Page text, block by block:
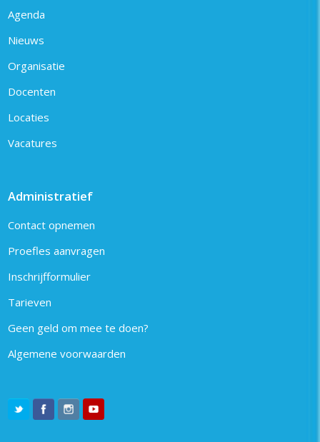
Agenda
Nieuws
Organisatie
Docenten
Locaties
Vacatures
Administratief
Contact opnemen
Proefles aanvragen
Inschrijfformulier
Tarieven
Geen geld om mee te doen?
Algemene voorwaarden